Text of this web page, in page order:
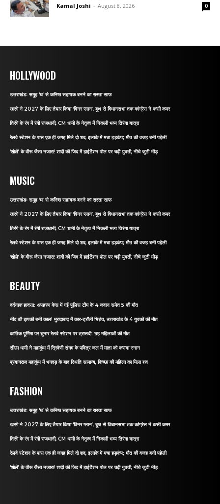
Kamal Joshi - August 8, 2026 0
HOLLYWOOD
उत्तराखंडः समूह ‘घ’ से कनिष्ठ सहायक बनने का रास्ता साफ
खरगे ने 2027 के लिए तैयार किया ‘विनर प्लान’, बूथ से विधानसभा तक कांग्रेस ने कसी कमर
तिरंगे के रंग में रंगी राजधानी, CM धामी के नेतृत्व में निकली भव्य तिरंगा यात्रा
रेलवे स्टेशन के पास एक ही जगह मिले दो शव, इलाके में मचा हड़कंप; मौत की वजह बनी पहेली
‘शोले’ के वीरू जैसा नजारा! शादी की जिद में हाईटेंशन पोल पर चढ़ी युवती, नीचे जुटी भीड़
MUSIC
उत्तराखंडः समूह ‘घ’ से कनिष्ठ सहायक बनने का रास्ता साफ
खरगे ने 2027 के लिए तैयार किया ‘विनर प्लान’, बूथ से विधानसभा तक कांग्रेस ने कसी कमर
तिरंगे के रंग में रंगी राजधानी, CM धामी के नेतृत्व में निकली भव्य तिरंगा यात्रा
रेलवे स्टेशन के पास एक ही जगह मिले दो शव, इलाके में मचा हड़कंप; मौत की वजह बनी पहेली
‘शोले’ के वीरू जैसा नजारा! शादी की जिद में हाईटेंशन पोल पर चढ़ी युवती, नीचे जुटी भीड़
BEAUTY
दर्दनाक हादसा: अपहरण केस में गई पुलिस टीम के 4 जवान समेत 5 की मौत
नींद की झपकी बनी काल! मुरादाबाद में कार-ट्रॉली भिड़ंत, उत्तराखंड के 4 युवकों की मौत
कार्तिक पूर्णिमा पर चुनार रेलवे स्टेशन पर त्रासदी: छह महिलाओं की मौत
सीएम धामी ने महाकुंभ में त्रिवेणी संगम के पवित्र जल में माता को कराया स्नान
प्रयागराज महाकुंभ में भगदड़ के बाद स्थिति सामान्य, किच्छा की महिला का मिला शव
FASHION
उत्तराखंडः समूह ‘घ’ से कनिष्ठ सहायक बनने का रास्ता साफ
खरगे ने 2027 के लिए तैयार किया ‘विनर प्लान’, बूथ से विधानसभा तक कांग्रेस ने कसी कमर
तिरंगे के रंग में रंगी राजधानी, CM धामी के नेतृत्व में निकली भव्य तिरंगा यात्रा
रेलवे स्टेशन के पास एक ही जगह मिले दो शव, इलाके में मचा हड़कंप; मौत की वजह बनी पहेली
‘शोले’ के वीरू जैसा नजारा! शादी की जिद में हाईटेंशन पोल पर चढ़ी युवती, नीचे जुटी भीड़